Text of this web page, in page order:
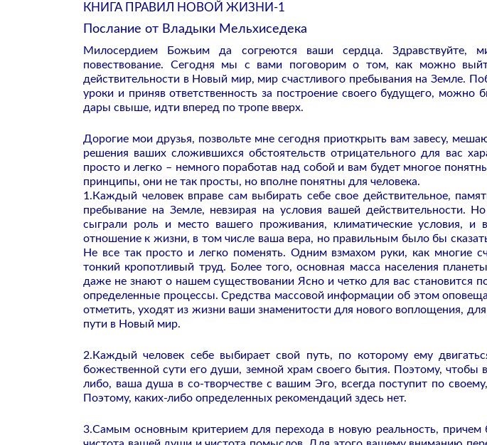
КНИГА ПРАВИЛ НОВОЙ ЖИЗНИ-1
Послание от Владыки Мельхиседека
Милосердием Божьим да согреются ваши сердца. Здравствуйте,
повествование. Сегодня мы с вами поговорим о том, как можно
действительности в Новый мир, мир счастливого пребывания на Земле.
уроки и приняв ответственность за построение своего будущего, можно
дары свыше, идти вперед по тропе вверх.
Дорогие мои друзья, позвольте мне сегодня приоткрыть вам завесу,
решения ваших сложившихся обстоятельств отрицательного для вас
просто и легко – немного поработав над собой и вам будет многое
принципы, они не так просты, но вполне понятны для человека.
1.Каждый человек вправе сам выбирать себе свое действительное,
пребывание на Земле, невзирая на условия вашей действительности.
сыграли роль и место вашего проживания, климатические условия,
отношение к жизни, в том числе ваша вера, но правильным было бы
Не все так просто и легко поменять. Одним взмахом руки, как многие
тонкий кропотливый труд. Более того, основная масса населения
даже не знают о нашем существовании Ясно и четко для вас становится
определенные процессы. Средства массовой информации об этом
отметить, уходят из жизни ваши знаменитости для нового воплощения,
пути в Новый мир.
2.Каждый человек себе выбирает свой путь, по которому ему
божественной сути его души, земной храм своего бытия. Поэтому, чтобы
либо, ваша душа в со-творчестве с вашим Эго, всегда поступит по
Поэтому, каких-либо определенных рекомендаций здесь нет.
3.Самым основным критерием для перехода в новую реальность, причем